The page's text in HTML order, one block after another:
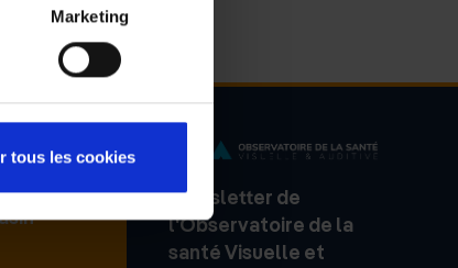
Marketing
tous les cookies
Newsletter de
l'Observatoire de la
santé Visuelle et